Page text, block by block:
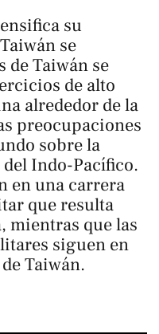
su
se
de Taiwán se
de alto
alrededor de la
preocupaciones
sobre la
Indo-Pacífico.
en una carrera
que resulta
mientras que las
siguen en
Taiwán.